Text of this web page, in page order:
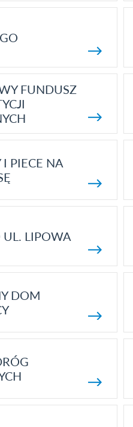
FUNDUSZ
I PIECE NA
UL. LIPOWA
DOM